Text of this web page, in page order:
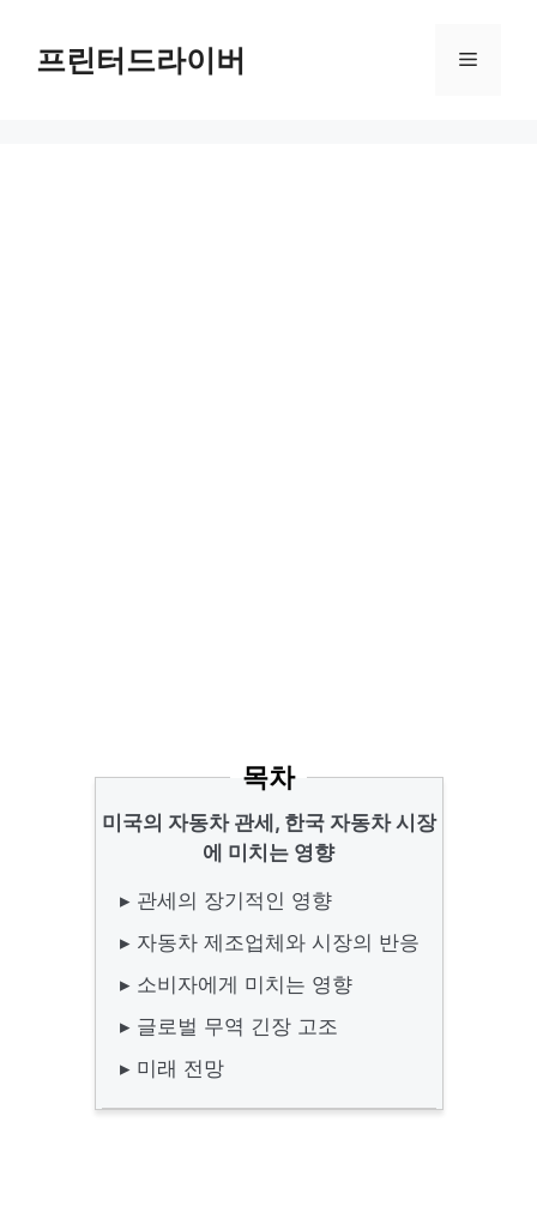
content프린터드라이버 Menu
목차
미국의 자동차 관세, 한국 자동차 시장
에 미치는 영향
▸ 관세의 장기적인 영향
▸ 자동차 제조업체와 시장의 반응
▸ 소비자에게 미치는 영향
▸ 글로벌 무역 긴장 고조
▸ 미래 전망